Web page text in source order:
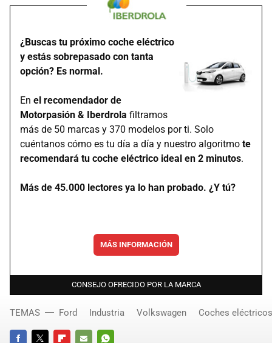
¿Buscas tu próximo coche eléctrico
y estás sobrepasado con tanta
opción? Es normal.
En el recomendador de
Motorpasión & Iberdrola filtramos
más de 50 marcas y 370 modelos por ti. Solo
cuéntanos cómo es tu día a día y nuestro algoritmo te
recomendará tu coche eléctrico ideal en 2 minutos.
Más de 45.000 lectores ya lo han probado. ¿Y tú?
MÁS INFORMACIÓN
CONSEJO OFRECIDO POR LA MARCA
TEMAS Ford Industria Volkswagen Coches eléctricos